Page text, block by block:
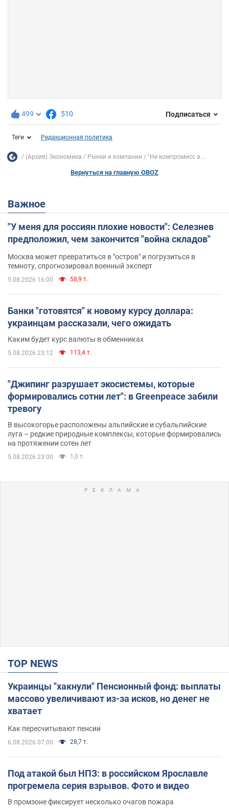
499 510 Подписаться
Теги Редакционная политика
(Архив) Экономика Рынки и компании "Не компромисс а...
Вернуться на главную OBOZ
Важное
"У меня для россиян плохие новости": Селезнев
предположил, чем закончится "война складов"
Москва может превратиться в "остров" и погрузиться в
темноту, спрогнозировал военный эксперт
5.08.2026 16:00 58,9 т.
Банки "готовятся" к новому курсу доллара:
украинцам рассказали, чего ожидать
Каким будет курс валюты в обменниках
5.08.2026 23:12 113,4 т.
"Джипинг разрушает экосистемы, которые
формировались сотни лет": в Greenpeace забили
тревогу
В высокогорье расположены альпийские и субальпийские
луга – редкие природные комплексы, которые формировались
на протяжении сотен лет
5.08.2026 23:00 1,0 т.
TOP NEWS
Украинцы "хакнули" Пенсионный фонд: выплаты
массово увеличивают из-за исков, но денег не
хватает
Как пересчитывают пенсии
6.08.2026 07:00 28,7 т.
Под атакой был НПЗ: в российском Ярославле
прогремела серия взрывов. Фото и видео
В промзоне фиксирует несколько очагов пожара